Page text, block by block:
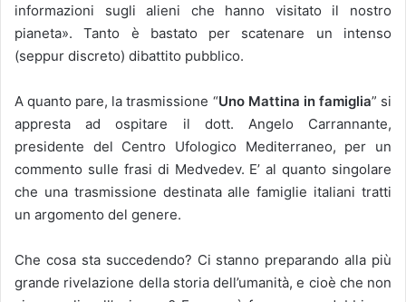
informazioni sugli alieni che hanno visitato il nostro
pianeta». Tanto è bastato per scatenare un intenso
(seppur discreto) dibattito pubblico.
A quanto pare, la trasmissione “Uno Mattina in famiglia” si
appresta ad ospitare il dott. Angelo Carrannante,
presidente del Centro Ufologico Mediterraneo, per un
commento sulle frasi di Medvedev. E’ al quanto singolare
che una trasmissione destinata alle famiglie italiani tratti
un argomento del genere.
Che cosa sta succedendo? Ci stanno preparando alla più
grande rivelazione della storia dell’umanità, e cioè che non